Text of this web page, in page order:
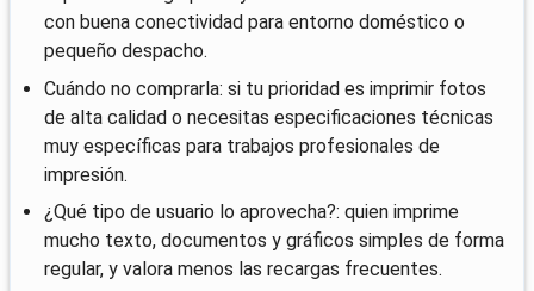
con buena conectividad para entorno doméstico o
pequeño despacho.
Cuándo no comprarla: si tu prioridad es imprimir fotos
de alta calidad o necesitas especificaciones técnicas
muy específicas para trabajos profesionales de
impresión.
¿Qué tipo de usuario lo aprovecha?: quien imprime
mucho texto, documentos y gráficos simples de forma
regular, y valora menos las recargas frecuentes.